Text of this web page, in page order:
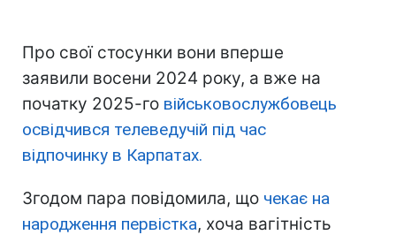
Про свої стосунки вони вперше
заявили восени 2024 року, а вже на
початку 2025-го військовослужбовець
освідчився телеведучій під час
відпочинку в Карпатах.
Згодом пара повідомила, що чекає на
народження первістка, хоча вагітність